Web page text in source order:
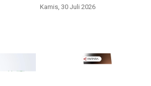
Kamis, 30 Juli 2026